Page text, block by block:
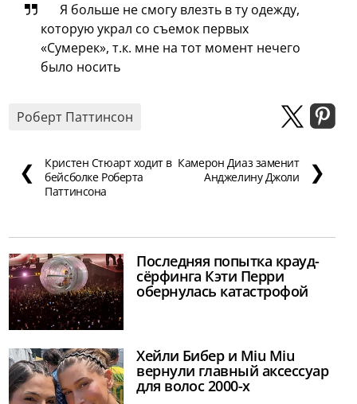
Я больше не смогу влезть в ту одежду,
которую украл со съемок первых
«Сумерек», т.к. мне на тот момент нечего
было носить
Роберт Паттинсон
❮
Кристен Стюарт ходит в
бейсболке Роберта
Паттинсона
Камерон Диаз заменит
Анджелину Джоли
❯
Последняя попытка крауд-
сёрфинга Кэти Перри
обернулась катастрофой
Хейли Бибер и Miu Miu
вернули главный аксессуар
для волос 2000-х